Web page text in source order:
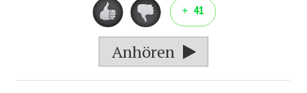
41
Anhören